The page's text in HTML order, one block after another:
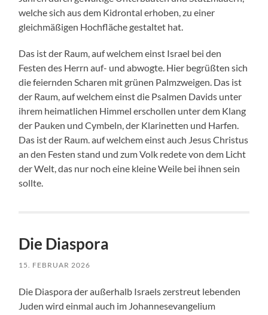
welche sich aus dem Kidrontal erhoben, zu einer
gleichmäßigen Hochfläche gestaltet hat.
Das ist der Raum, auf welchem einst Israel bei den
Festen des Herrn auf- und abwogte. Hier begrüßten sich
die feiernden Scharen mit grünen Palmzweigen. Das ist
der Raum, auf welchem einst die Psalmen Davids unter
ihrem heimatlichen Himmel erschollen unter dem Klang
der Pauken und Cymbeln, der Klarinetten und Harfen.
Das ist der Raum. auf welchem einst auch Jesus Christus
an den Festen stand und zum Volk redete von dem Licht
der Welt, das nur noch eine kleine Weile bei ihnen sein
sollte.
Die Diaspora
15. FEBRUAR 2026
Die Diaspora der außerhalb Israels zerstreut lebenden
Juden wird einmal auch im Johannesevangelium